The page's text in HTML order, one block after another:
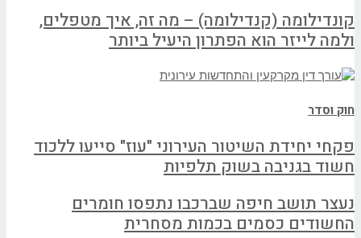
קונדילומה (קנדילומה) – מה זה, איך מטפלים,
ולמה לייזר הוא הפתרון היעיל ביותר
חוק וסדר
פקחי יחידת השיטור העירוני "עוז" סייעו ללכוד
חשוד בגניבה בשוק תלפיות
נעצר תושב חיפה שברכבו נתפסו חומרים
החשודים כסמים בכמות מסחרית